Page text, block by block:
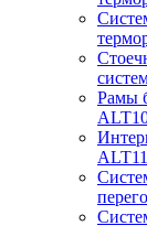
Рамы